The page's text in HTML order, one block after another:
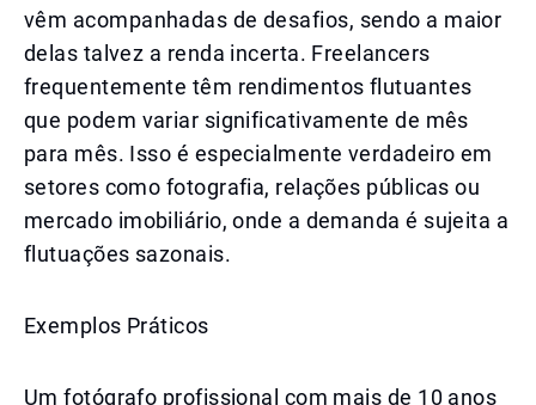
vêm acompanhadas de desafios, sendo a maior
delas talvez a renda incerta. Freelancers
frequentemente têm rendimentos flutuantes
que podem variar significativamente de mês
para mês. Isso é especialmente verdadeiro em
setores como fotografia, relações públicas ou
mercado imobiliário, onde a demanda é sujeita a
flutuações sazonais.
Exemplos Práticos
Um fotógrafo profissional com mais de 10 anos